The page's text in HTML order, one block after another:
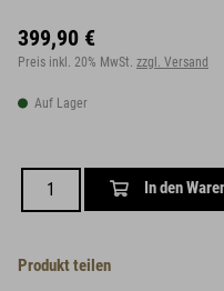
399,90 €
Preis inkl. 20% MwSt. zzgl. Versand
Auf Lager
In den
Produkt teilen